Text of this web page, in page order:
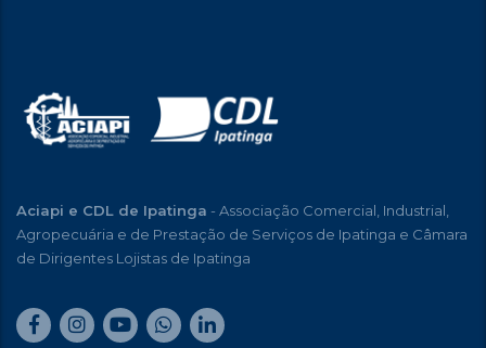
Aciapi e CDL de Ipatinga - Associação Comercial, Industrial,
Agropecuária e de Prestação de Serviços de Ipatinga e Câmara
de Dirigentes Lojistas de Ipatinga